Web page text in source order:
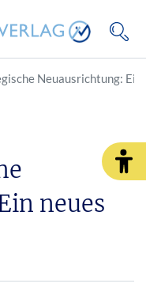
Neuausrichtung:
neues